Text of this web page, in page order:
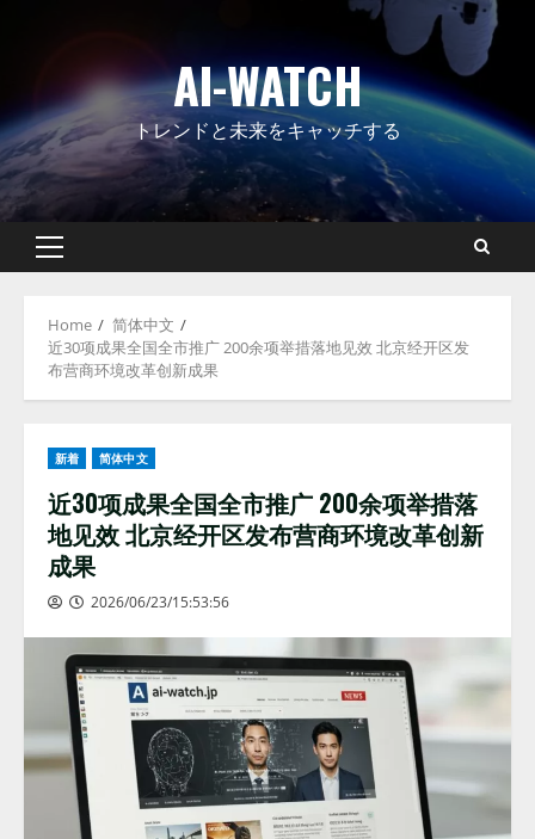
AI-WATCH
トレンドと未来をキャッチする
Primary
Home
简体中文
近30项成果全国全市推广 200余项举措落地见效 北京经开区发
布营商环境改革创新成果
新着 简体中文
近30项成果全国全市推广 200余项举措落
地见效 北京经开区发布营商环境改革创新
成果
2026/06/23/15:53:56